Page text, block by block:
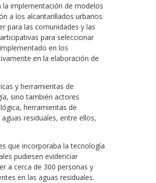
implementación de modelos
a los alcantarillados urbanos
para las comunidades y las
para seleccionar
en los
en la elaboración de
y herramientas de
sino también actores
herramientas de
residuales, entre ellos,
que incorporaba la tecnología
pudiesen evidenciar
a cerca de 300 personas y
en las aguas residuales.